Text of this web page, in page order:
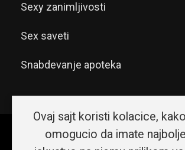
Sexy zanimljivosti
Sex saveti
Snabdevanje apoteka
© 2026 Sex shop Beograd | Erotic shop
Ovaj sajt koristi kolacice,
omogucio da imate najbolje